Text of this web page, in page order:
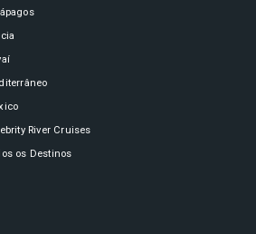
River Cruises
os Destinos